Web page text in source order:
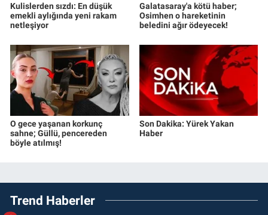
Kulislerden sızdı: En düşük
emekli aylığında yeni rakam
netleşiyor
Galatasaray'a kötü haber;
Osimhen o hareketinin
beledini ağır ödeyecek!
O gece yaşanan korkunç
sahne; Güllü, pencereden
böyle atılmış!
Son Dakika: Yürek Yakan
Haber
Trend Haberler